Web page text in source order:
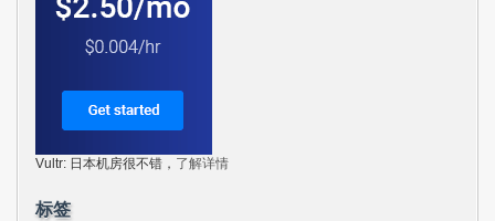
Vultr: 日本机房很不错， 了解详情
标签